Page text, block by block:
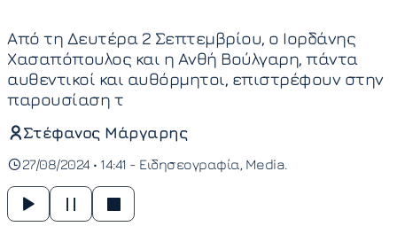
Από τη Δευτέρα 2 Σεπτεμβρίου, ο Ιορδάνης
Χασαπόπουλος και η Ανθή Βούλγαρη, πάντα
αυθεντικοί και αυθόρμητοι, επιστρέφουν στην
παρουσίαση τ
Στέφανος Μάργαρης
27/08/2024 • 14:41 - Ειδησεογραφία Media